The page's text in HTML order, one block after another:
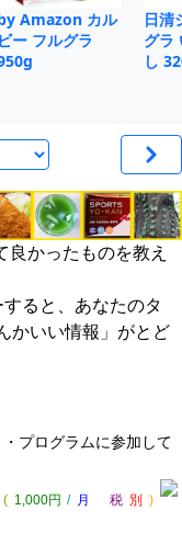
Amazon カル
ビー フルグラ
日清
グラ
し
良かったものを教え
ると、あなたのタ
かいい情報」がとど
プログラムに参加して
( 1,000円 / 月 税 別 )